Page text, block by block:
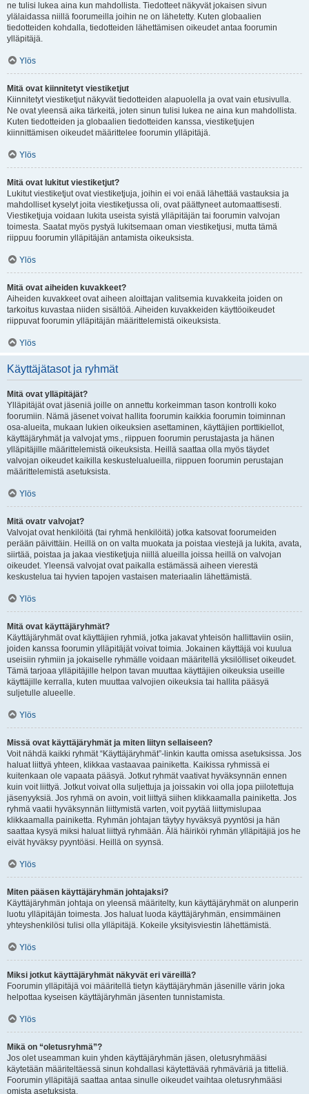
ne tulisi lukea aina kun mahdollista. Tiedotteet näkyvät jokaisen sivun
ylälaidassa niillä foorumeilla joihin ne on lähetetty. Kuten globaalien
tiedotteiden kohdalla, tiedotteiden lähettämisen oikeudet antaa foorumin
ylläpitäjä.
Ylös
Mitä ovat kiinnitetyt viestiketjut
Kiinnitetyt viestiketjut näkyvät tiedotteiden alapuolella ja ovat vain etusivulla.
Ne ovat yleensä aika tärkeitä, joten sinun tulisi lukea ne aina kun mahdollista.
Kuten tiedotteiden ja globaalien tiedotteiden kanssa, viestiketjujen
kiinnittämisen oikeudet määrittelee foorumin ylläpitäjä.
Ylös
Mitä ovat lukitut viestiketjut?
Lukitut viestiketjut ovat viestiketjuja, joihin ei voi enää lähettää vastauksia ja
mahdolliset kyselyt joita viestiketjussa oli, ovat päättyneet automaattisesti.
Viestiketjuja voidaan lukita useista syistä ylläpitäjän tai foorumin valvojan
toimesta. Saatat myös pystyä lukitsemaan oman viestiketjusi, mutta tämä
riippuu foorumin ylläpitäjän antamista oikeuksista.
Ylös
Mitä ovat aiheiden kuvakkeet?
Aiheiden kuvakkeet ovat aiheen aloittajan valitsemia kuvakkeita joiden on
tarkoitus kuvastaa niiden sisältöä. Aiheiden kuvakkeiden käyttöoikeudet
riippuvat foorumin ylläpitäjän määrittelemistä oikeuksista.
Ylös
Käyttäjätasot ja ryhmät
Mitä ovat ylläpitäjät?
Ylläpitäjät ovat jäseniä joille on annettu korkeimman tason kontrolli koko
foorumiin. Nämä jäsenet voivat hallita foorumin kaikkia foorumin toiminnan
osa-alueita, mukaan lukien oikeuksien asettaminen, käyttäjien porttikiellot,
käyttäjäryhmät ja valvojat yms., riippuen foorumin perustajasta ja hänen
ylläpitäjille määrittelemistä oikeuksista. Heillä saattaa olla myös täydet
valvojan oikeudet kaikilla keskustelualueilla, riippuen foorumin perustajan
määrittelemistä asetuksista.
Ylös
Mitä ovatr valvojat?
Valvojat ovat henkilöitä (tai ryhmä henkilöitä) jotka katsovat foorumeiden
perään päivittäin. Heillä on on valta muokata ja poistaa viestejä ja lukita, avata,
siirtää, poistaa ja jakaa viestiketjuja niillä alueilla joissa heillä on valvojan
oikeudet. Yleensä valvojat ovat paikalla estämässä aiheen vierestä
keskustelua tai hyvien tapojen vastaisen materiaalin lähettämistä.
Ylös
Mitä ovat käyttäjäryhmät?
Käyttäjäryhmät ovat käyttäjien ryhmiä, jotka jakavat yhteisön hallittaviin osiin,
joiden kanssa foorumin ylläpitäjät voivat toimia. Jokainen käyttäjä voi kuulua
useisiin ryhmiin ja jokaiselle ryhmälle voidaan määritellä yksilölliset oikeudet.
Tämä tarjoaa ylläpitäjille helpon tavan muuttaa käyttäjien oikeuksia useille
käyttäjille kerralla, kuten muuttaa valvojien oikeuksia tai hallita pääsyä
suljetulle alueelle.
Ylös
Missä ovat käyttäjäryhmät ja miten liityn sellaiseen?
Voit nähdä kaikki ryhmät “Käyttäjäryhmät”-linkin kautta omissa asetuksissa. Jos
haluat liittyä yhteen, klikkaa vastaavaa painiketta. Kaikissa ryhmissä ei
kuitenkaan ole vapaata pääsyä. Jotkut ryhmät vaativat hyväksynnän ennen
kuin voit liittyä. Jotkut voivat olla suljettuja ja joissakin voi olla jopa piilotettuja
jäsenyyksiä. Jos ryhmä on avoin, voit liittyä siihen klikkaamalla painiketta. Jos
ryhmä vaatii hyväksynnän liittymistä varten, voit pyytää liittymislupaa
klikkaamalla painiketta. Ryhmän johtajan täytyy hyväksyä pyyntösi ja hän
saattaa kysyä miksi haluat liittyä ryhmään. Älä häiriköi ryhmän ylläpitäjiä jos he
eivät hyväksy pyyntöäsi. Heillä on syynsä.
Ylös
Miten pääsen käyttäjäryhmän johtajaksi?
Käyttäjäryhmän johtaja on yleensä määritelty, kun käyttäjäryhmät on alunperin
luotu ylläpitäjän toimesta. Jos haluat luoda käyttäjäryhmän, ensimmäinen
yhteyshenkilösi tulisi olla ylläpitäjä. Kokeile yksityisviestin lähettämistä.
Ylös
Miksi jotkut käyttäjäryhmät näkyvät eri väreillä?
Foorumin ylläpitäjä voi määritellä tietyn käyttäjäryhmän jäsenille värin joka
helpottaa kyseisen käyttäjäryhmän jäsenten tunnistamista.
Ylös
Mikä on “oletusryhmä”?
Jos olet useamman kuin yhden käyttäjäryhmän jäsen, oletusryhmääsi
käytetään määriteltäessä sinun kohdallasi käytettävää ryhmäväriä ja titteliä.
Foorumin ylläpitäjä saattaa antaa sinulle oikeudet vaihtaa oletusryhmääsi
omista asetuksista.